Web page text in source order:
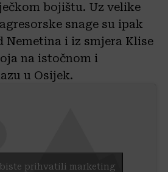
bojištu. Uz velike
snage su ipak
Nemetina i iz smjera Klise
na istočnom i
u Osijek.
prihvatili marketing